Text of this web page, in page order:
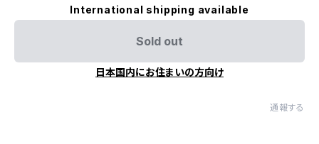
International shipping available
Sold out
日本国内にお住まいの方向け
通報する